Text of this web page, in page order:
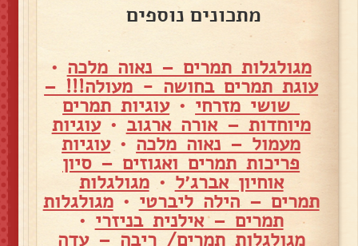
מתכונים נוספים
מגולגלות תמרים – נאוה מלכה •
עוגת תמרים בחושה - מעולה!!! –
שושי מזרחי •עוגיות תמרים
מיוחדות – אורה ארגוב •עוגיות
מעמול – נאוה מלכה •עוגיות
פריכות תמרים ואגוזים – סיון
אוחיון אברג׳ל •מגולגלות
תמרים – הילה ליברטי •מגולגלות
תמרים – אילנית בניזרי •
מגולגלות תמרים/ ריבה – עדה